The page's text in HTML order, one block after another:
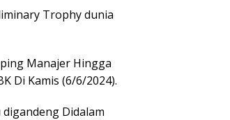
Trophy dunia
Manajer Hingga
Di Kamis (6/6/2024).
Didalam